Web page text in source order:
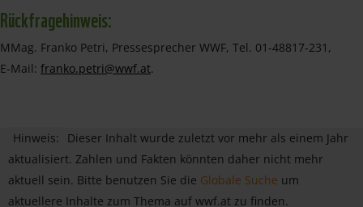
Rückfragehinweis:
MMag. Franko Petri, Pressesprecher WWF, Tel. 01-48817-231,
E-Mail: franko.petri@wwf.at.
Hinweis:
Dieser Inhalt wurde zuletzt vor mehr als einem Jahr
aktualisiert. Zahlen und Fakten könnten daher nicht mehr
aktuell sein. Bitte benutzen Sie die Globale Suche um
aktuellere Inhalte zum Thema auf wwf.at zu finden.